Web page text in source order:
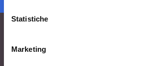
Statistiche
Marketing